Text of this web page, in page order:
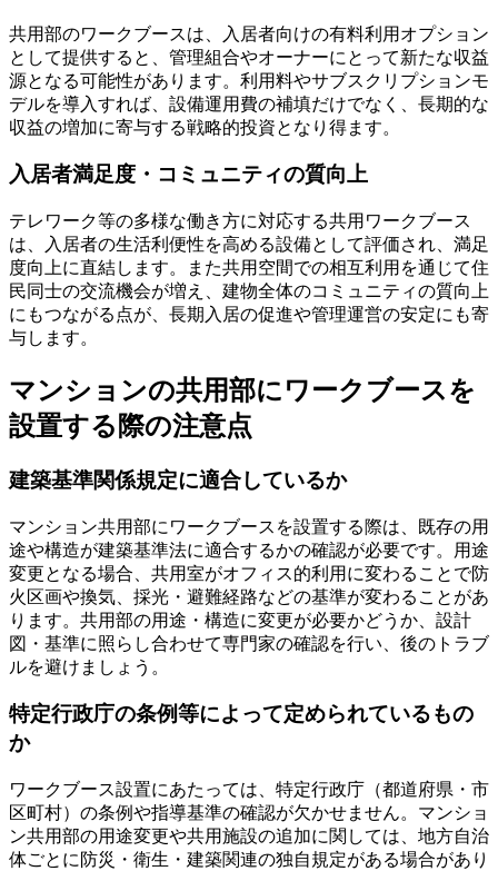
共用部のワークブースは、入居者向けの有料利用オプション
として提供すると、管理組合やオーナーにとって新たな収益
源となる可能性があります。利用料やサブスクリプションモ
デルを導入すれば、設備運用費の補填だけでなく、長期的な
収益の増加に寄与する戦略的投資となり得ます。
入居者満足度・コミュニティの質向上
テレワーク等の多様な働き方に対応する共用ワークブース
は、入居者の生活利便性を高める設備として評価され、満足
度向上に直結します。また共用空間での相互利用を通じて住
民同士の交流機会が増え、建物全体のコミュニティの質向上
にもつながる点が、長期入居の促進や管理運営の安定にも寄
与します。
マンションの共用部にワークブースを
設置する際の注意点
建築基準関係規定に適合しているか
マンション共用部にワークブースを設置する際は、既存の用
途や構造が建築基準法に適合するかの確認が必要です。用途
変更となる場合、共用室がオフィス的利用に変わることで防
火区画や換気、採光・避難経路などの基準が変わることがあ
ります。共用部の用途・構造に変更が必要かどうか、設計
図・基準に照らし合わせて専門家の確認を行い、後のトラブ
ルを避けましょう。
特定行政庁の条例等によって定められているもの
か
ワークブース設置にあたっては、特定行政庁（都道府県・市
区町村）の条例や指導基準の確認が欠かせません。マンショ
ン共用部の用途変更や共用施設の追加に関しては、地方自治
体ごとに防災・衛生・建築関連の独自規定がある場合があり